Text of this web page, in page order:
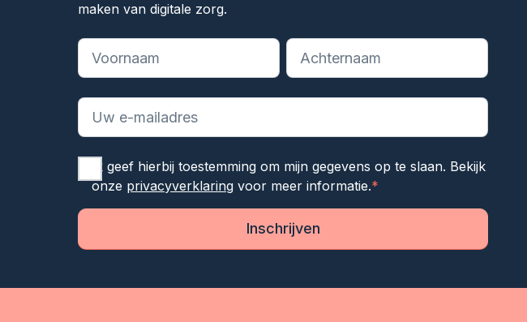
maken van digitale zorg.
"*" geeft vereiste velden aan
Ik geef hierbij toestemming om mijn gegevens op te slaan. Bekijk
onze privacyverklaring voor meer informatie.*
Inschrijven